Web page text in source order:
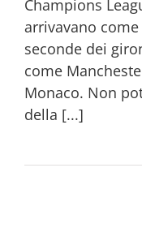
Champions
arrivavano
seconde dei
come
Monaco. Non
della [...]